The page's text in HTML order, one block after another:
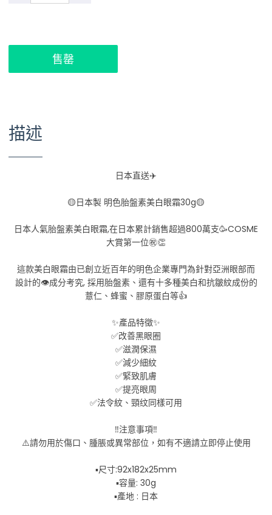
售罄
描述
日本直送✈️
🟡日本製 明色胎盤素美白眼霜30g🟡
日本人氣胎盤素美白眼霜,在日本累計銷售超過800萬支🥳COSME
大賞第一位㊗️👏
這款美白眼霜由已創立近百年的明色企業專門為針對亞洲眼部而
設計的👁️成分考究, 採用胎盤素、還有十多種美白和抗皺紋成份的
薏仁、蜂蜜、膠原蛋白等👍
✨產品特徵✨
✅改善黑眼圈
✅滋潤保濕
✅減少細紋
✅緊致肌膚
✅提亮眼周
✅法令紋、頸纹同樣可用
‼️注意事項‼️
⚠️請勿用於傷口、腫脹或異常部位，如有不適請立即停止使用
▪️尺寸:92x182x25mm
▪️容量: 30g
▪️產地 : 日本